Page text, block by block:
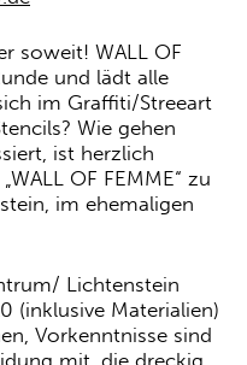
soweit! WALL OF
und lädt alle
im Graffiti/Streeart
Wie gehen
ist herzlich
OF FEMME“ zu
im ehemaligen
Lichtenstein
(inklusive Materialien)
Vorkenntnisse sind
mit, die dreckig